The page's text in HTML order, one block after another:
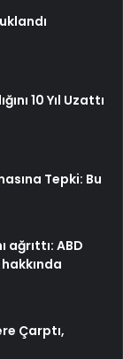
10 Yıl Uzattı
Tepki: Bu
ağrıttı: ABD
Çarptı,